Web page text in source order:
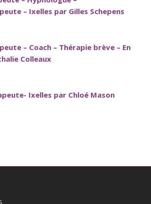
– Ixelles par Gilles Schepens
– Coach – Thérapie brève – En
Colleaux
Ixelles par Chloé Mason